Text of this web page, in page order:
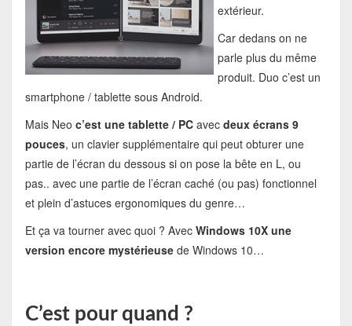
extérieur.
Car dedans on ne
parle plus du même
produit. Duo c’est un
smartphone / tablette sous Android.
Mais Neo c’est une tablette / PCavec deux écrans 9
pouces, un clavier supplémentaire qui peut obturer une
partie de l’écran du dessous si on pose la bête en L, ou
pas.. avec une partie de l’écran caché (ou pas) fonctionnel
et plein d’astuces ergonomiques du genre…
Et ça va tourner avec quoi ? Avec Windows 10X une
version encore mystérieusede Windows 10…
C’est pour quand ?